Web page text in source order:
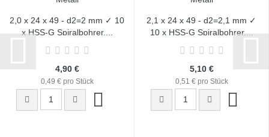
2,0 x 24 x 49 - d2=2 mm ✓ 10
x HSS-G Spiralbohrer,...
4,90 €
0,49 € pro Stück
2,1 x 24 x 49 - d2=2,1 mm ✓
10 x HSS-G Spiralbohrer,...
5,10 €
0,51 € pro Stück